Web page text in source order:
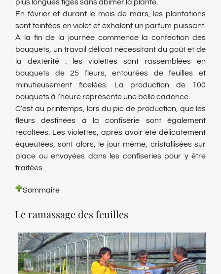
plus longues tiges sans abîmer la plante.
En février et durant le mois de mars, les plantations
sont teintées en violet et exhalent un parfum puissant.
À la fin de la journée commence la confection des
bouquets, un travail délicat nécessitant du goût et de
la dextérité : les violettes sont rassemblées en
bouquets de 25 fleurs, entourées de feuilles et
minutieusement ficelées. La production de 100
bouquets à l’heure représente une belle cadence.
C’est au printemps, lors du pic de production, que les
fleurs destinées à la confiserie sont également
récoltées. Les violettes, après avoir été délicatement
équeutées, sont alors, le jour même, cristallisées sur
place ou envoyées dans les confiseries pour y être
traitées.
Sommaire
Le ramassage des feuilles